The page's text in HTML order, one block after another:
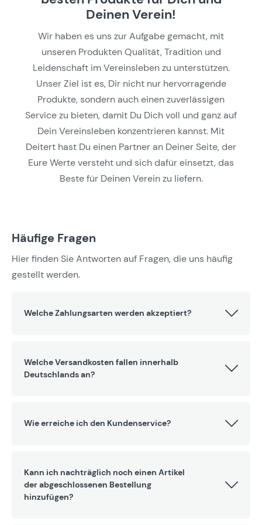
Deinen Verein!
Wir haben es uns zur Aufgabe gemacht, mit
unseren Produkten Qualität, Tradition und
Leidenschaft im Vereinsleben zu unterstützen.
Unser Ziel ist es, Dir nicht nur hervorragende
Produkte, sondern auch einen zuverlässigen
Service zu bieten, damit Du Dich voll und ganz auf
Dein Vereinsleben konzentrieren kannst. Mit
Deitert hast Du einen Partner an Deiner Seite, der
Eure Werte versteht und sich dafür einsetzt, das
Beste für Deinen Verein zu liefern.
Häufige Fragen
Hier finden Sie Antworten auf Fragen, die uns häufig
gestellt werden.
Welche Zahlungsarten werden akzeptiert?
Welche Versandkosten fallen innerhalb
Deutschlands an?
Wie erreiche ich den Kundenservice?
Kann ich nachträglich noch einen Artikel
der abgeschlossenen Bestellung
hinzufügen?